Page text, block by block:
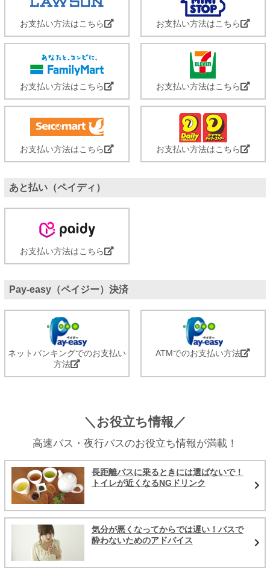
お支払い方法はこちら お支払い方法はこちら
お支払い方法はこちら お支払い方法はこちら
お支払い方法はこちら お支払い方法はこちら
あと払い（ペイディ）
お支払い方法はこちら
Pay-easy（ペイジー）決済
ネットバンキングでのお支払い
方法
ATMでのお支払い方法
＼お役立ち情報／
高速バス・夜行バスのお役立ち情報が満載！
長距離バスに乗るときには選ばないで！
トイレが近くなるNGドリンク
気分が悪くなってからでは遅い！バスで
酔わないためのアドバイス